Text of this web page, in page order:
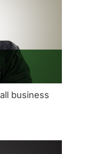
business